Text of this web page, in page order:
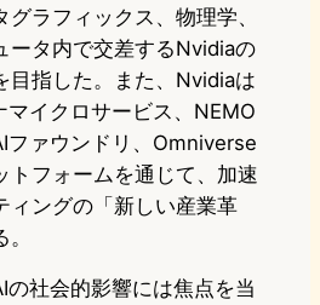
ラフィックス、物理学、
ータ内で交差するNvidiaの
目指した。また、Nvidiaは
イクロサービス、NEMO
ファウンドリ、Omniverse
トフォームを通じて、加速
ィングの「新しい産業革
の社会的影響には焦点を当